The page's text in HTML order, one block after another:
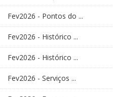
Fev2026 - Pontos do ...
Fev2026 - Histórico ...
Fev2026 - Histórico ...
Fev2026 - Serviços ...